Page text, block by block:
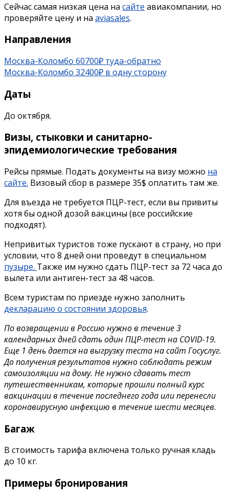
Сейчас самая низкая цена на сайте авиакомпании, но
проверяйте цену и на aviasales.
Направления
Москва-Коломбо 60700₽ туда-обратно
Москва-Коломбо 32400₽ в одну сторону
Даты
До октября.
Визы, стыковки и санитарно-
эпидемиологические требования
Рейсы прямые. Подать документы на визу можно на
сайте. Визовый сбор в размере 35$ оплатить там же.
Для въезда не требуется ПЦР-тест, если вы привиты
хотя бы одной дозой вакцины (все российские
подходят).
Непривитых туристов тоже пускают в страну, но при
условии, что 8 дней они проведут в специальном
пузыре. Также им нужно сдать ПЦР-тест за 72 часа до
вылета или антиген-тест за 48 часов.
Всем туристам по приезде нужно заполнить
декларацию о состоянии здоровья.
По возвращении в Россию нужно в течение 3
календарных дней сдать один ПЦР-тест на COVID-19.
Еще 1 день дается на выгрузку теста на сайт Госуслуг.
До получения результатов нужно соблюдать режим
самоизоляции на дому. Не нужно сдавать тест
путешественникам, которые прошли полный курс
вакцинации в течение последнего года или перенесли
коронавирусную инфекцию в течение шести месяцев.
Багаж
В стоимость тарифа включена только ручная кладь
до 10 кг.
Примеры бронирования